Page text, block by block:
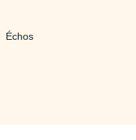
Échos